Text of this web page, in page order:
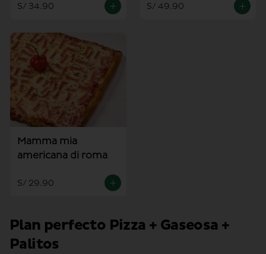
S/ 34.90 S/ 49.90
Mamma mia
americana di roma
S/ 29.90
Plan perfecto Pizza + Gaseosa +
Palitos